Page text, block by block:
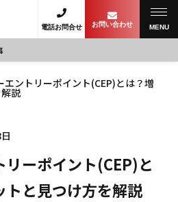
電話お問合せ お問い合わせ MENU
エントリーポイント(CEP)とは？増
説
リーポイント(CEP)と
トと見つけ方を解説